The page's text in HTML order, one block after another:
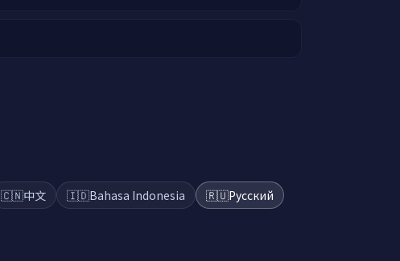
🇨🇳中文 🇮🇩Bahasa Indonesia 🇷🇺Русский